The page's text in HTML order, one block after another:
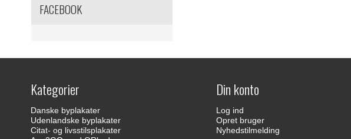
FACEBOOK
Kategorier
Danske byplakater
Udenlandske byplakater
Citat- og livsstilsplakater
Din konto
Log ind
Opret bruger
Nyhedstilmelding